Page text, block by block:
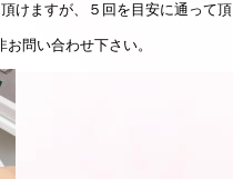
けますが、５回を目安に通って
問い合わせ下さい。